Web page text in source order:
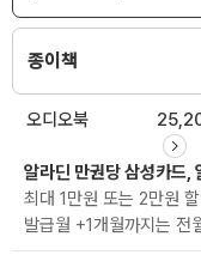
종이책
오디오북
알라딘 만권당 삼성카드,
최대 1만원 또는 2만원
발급월 +1개월까지는 전